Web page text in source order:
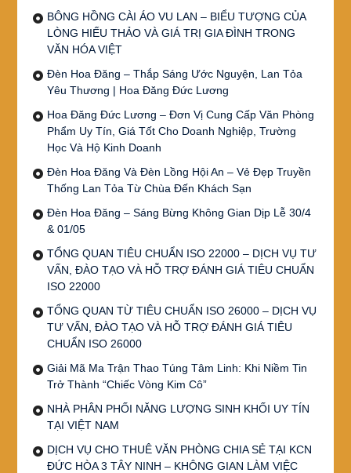
BÔNG HỒNG CÀI ÁO VU LAN – BIỂU TƯỢNG CỦA
LÒNG HIẾU THẢO VÀ GIÁ TRỊ GIA ĐÌNH TRONG
VĂN HÓA VIỆT
Đèn Hoa Đăng – Thắp Sáng Ước Nguyện, Lan Tỏa
Yêu Thương | Hoa Đăng Đức Lương
Hoa Đăng Đức Lương – Đơn Vị Cung Cấp Văn Phòng
Phẩm Uy Tín, Giá Tốt Cho Doanh Nghiệp, Trường
Học Và Hộ Kinh Doanh
Đèn Hoa Đăng Và Đèn Lồng Hội An – Vẻ Đẹp Truyền
Thống Lan Tỏa Từ Chùa Đến Khách Sạn
Đèn Hoa Đăng – Sáng Bừng Không Gian Dịp Lễ 30/4
& 01/05
TỔNG QUAN TIÊU CHUẨN ISO 22000 – DỊCH VỤ TƯ
VẤN, ĐÀO TẠO VÀ HỖ TRỢ ĐÁNH GIÁ TIÊU CHUẨN
ISO 22000
TỔNG QUAN TỪ TIÊU CHUẨN ISO 26000 – DỊCH VỤ
TƯ VẤN, ĐÀO TẠO VÀ HỖ TRỢ ĐÁNH GIÁ TIÊU
CHUẨN ISO 26000
Giải Mã Ma Trận Thao Túng Tâm Linh: Khi Niềm Tin
Trở Thành “Chiếc Vòng Kim Cô”
NHÀ PHÂN PHỐI NĂNG LƯỢNG SINH KHỐI UY TÍN
TẠI VIỆT NAM
DỊCH VỤ CHO THUÊ VĂN PHÒNG CHIA SẺ TẠI KCN
ĐỨC HÒA 3 TÂY NINH – KHÔNG GIAN LÀM VIỆC